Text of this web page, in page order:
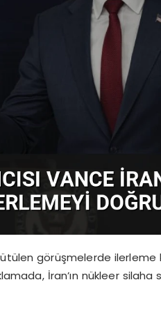
görüşmelerde ilerleme
İran’ın nükleer silaha